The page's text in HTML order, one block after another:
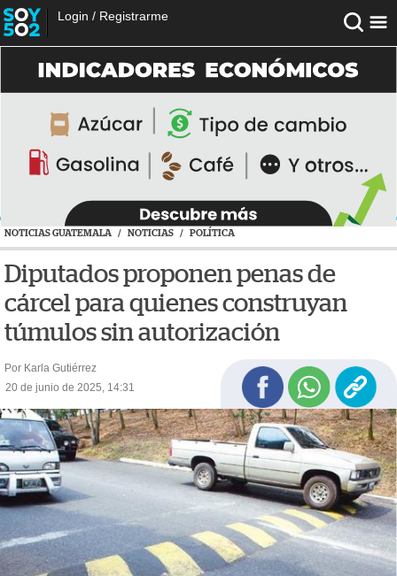
Login / Registrarme
NOTICIAS GUATEMALA / NOTICIAS / POLÍTICA
Diputados proponen penas de
cárcel para quienes construyan
túmulos sin autorización
Por Karla Gutiérrez
20 de junio de 2025, 14:31